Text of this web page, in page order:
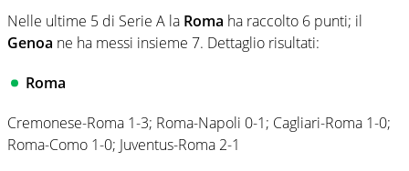
Nelle ultime 5 di Serie A la Roma ha raccolto 6 punti; il
Genoa ne ha messi insieme 7. Dettaglio risultati:
Roma
Cremonese-Roma 1-3; Roma-Napoli 0-1; Cagliari-Roma 1-0;
Roma-Como 1-0; Juventus-Roma 2-1